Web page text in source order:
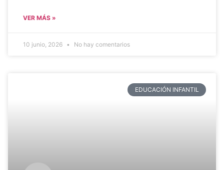
VER MÁS »
10 junio, 2026 No hay comentarios
EDUCACIÓN INFANTIL